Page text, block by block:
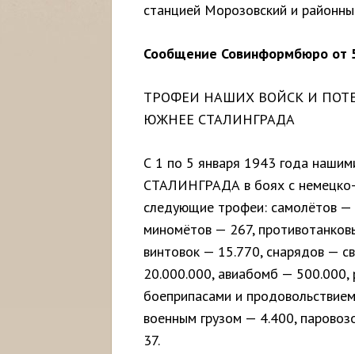
станцией Морозовский и
Сообщение Совинформбюро от
ТРОФЕИ НАШИХ ВОЙСК И
ЮЖНЕЕ СТАЛИНГРАДА
С 1 по 5 января 1943 года
СТАЛИНГРАДА в боях с
следующие трофеи: самолётов
миномётов — 267,
винтовок — 15.770, снарядов —
20.000.000, авиабомб —
боеприпасами и
военным грузом — 4.400,
37.